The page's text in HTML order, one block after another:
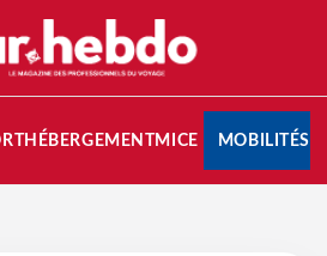
HÉBERGEMENTMICE MOBILITÉS